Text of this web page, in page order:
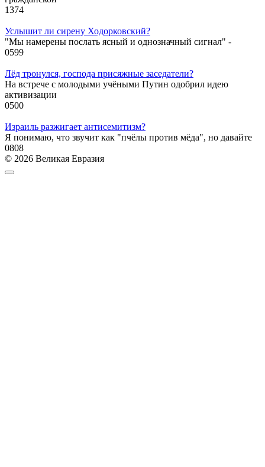
1374
Услышит ли сирену Ходорковский?
"Мы намерены послать ясный и однозначный сигнал" -
0599
Лёд тронулся, господа присяжные заседатели?
На встрече с молодыми учёными Путин одобрил идею
активизации
0500
Израиль разжигает антисемитизм?
Я понимаю, что звучит как "пчёлы против мёда", но давайте
0808
© 2026 Великая Евразия